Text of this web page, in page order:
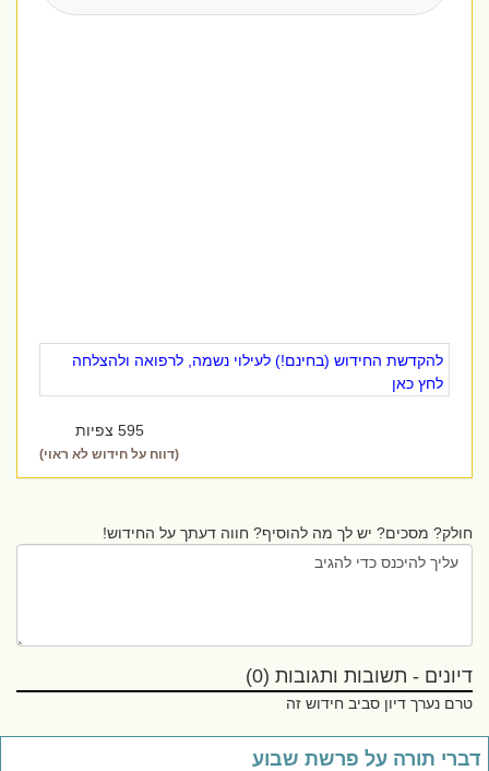
להקדשת החידוש (בחינם!) לעילוי נשמה, לרפואה ולהצלחה
לחץ כאן
595 צפיות
(דווח על חידוש לא ראוי)
חולק? מסכים? יש לך מה להוסיף? חווה דעתך על החידוש!
דיונים - תשובות ותגובות (0)
טרם נערך דיון סביב חידוש זה
תורה על פרשת שבוע